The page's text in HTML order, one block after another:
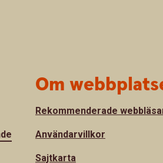
Om
Rekommenderade
Användarvillkor
Sajtkarta